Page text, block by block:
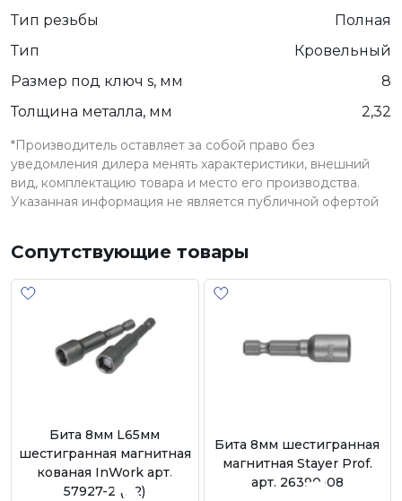
Тип резьбы
Полная
Тип
Кровельный
Размер под ключ s, мм
8
Толщина металла, мм
2,32
*Производитель оставляет за собой право без
уведомления дилера менять характеристики, внешний
вид, комплектацию товара и место его производства.
Указанная информация не является публичной офертой
Сопутствующие товары
Бита 8мм L65мм
шестигранная магнитная
кованая InWork арт.
57927-2 (1/2)
Бита 8мм шестигранная
магнитная Stayer Prof.
арт. 26390-08